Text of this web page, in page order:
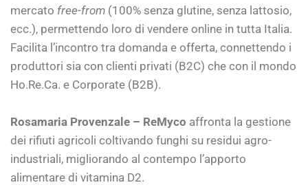
mercato free-from (100% senza glutine, senza lattosio,
ecc.), permettendo loro di vendere online in tutta Italia.
Facilita l’incontro tra domanda e offerta, connettendo i
produttori sia con clienti privati (B2C) che con il mondo
Ho.Re.Ca. e Corporate (B2B).
Rosamaria Provenzale – ReMyco affronta la gestione
dei rifiuti agricoli coltivando funghi su residui agro-
industriali, migliorando al contempo l’apporto
alimentare di vitamina D2.